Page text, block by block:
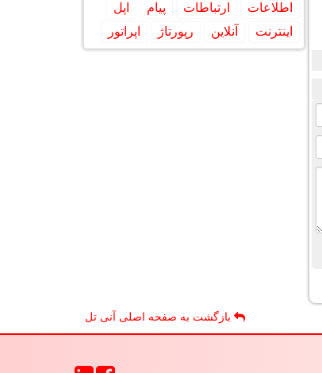
اطلاعات ارتباطات پیام
اپل
اینترنت
آنلاین رپورتاژ اپراتور
بازگشت به صفحه اصلی آنی تل